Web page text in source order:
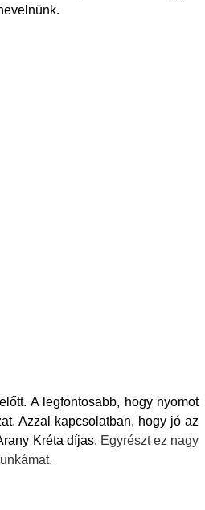
A legfontosabb, hogy nyomot
Azzal kapcsolatban, hogy jó az
Kréta díjas. Egyrészt ez nagy